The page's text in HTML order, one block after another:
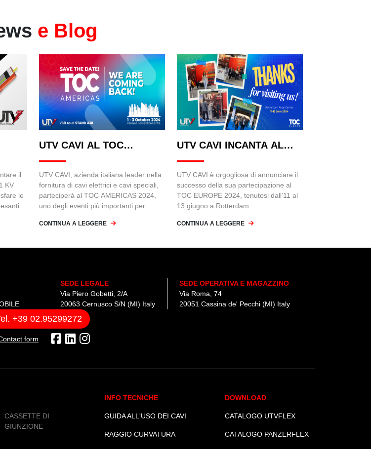
e Blog
il
KV
le
UTV CAVI AL TOC
AMERICAS 2024
UTV CAVI, azienda italiana leader nella
fornitura di cavi elettrici e cavi speciali,
parteciperà al TOC AMERICAS 2024,
uno degli eventi più importanti per
L'evento si terrà dall'1 al 3 ottobre 2024
UTV CAVI sarà presente allo STAND
CONTINUA A LEGGERE
UTV CAVI INCANTA AL
TOC EUROPE 2024:
UTV CAVI è orgogliosa di annunciare il
successo della sua partecipazione al
TOC EUROPE 2024, tenutosi dall’11 al
13 giugno a Rotterdam.
CONTINUA A LEGGERE
SEDE LEGALE
Via Piero Gobetti, 2/A
20063 Cernusco S/N (MI) Italy
SEDE OPERATIVA E MAGAZZINO
Via Roma, 74
20051 Cassina de' Pecchi (MI) Italy
+39 02.95299272
form
CASSETTE DI
GIUNZIONE
INFO TECNICHE
GUIDA ALL'USO DEI CAVI
RAGGIO CURVATURA
DOWNLOAD
CATALOGO UTVFLEX
CATALOGO PANZERFLEX